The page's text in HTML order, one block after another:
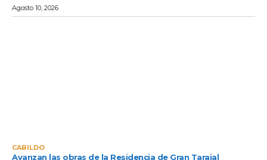
Agosto 10, 2026
CABILDO
Avanzan las obras de la Residencia de Gran Tarajal